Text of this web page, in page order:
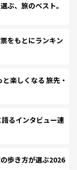
、旅のベスト。
をもとにランキン
楽しくなる 旅先・
るインタビュー連
歩き方が選ぶ2026